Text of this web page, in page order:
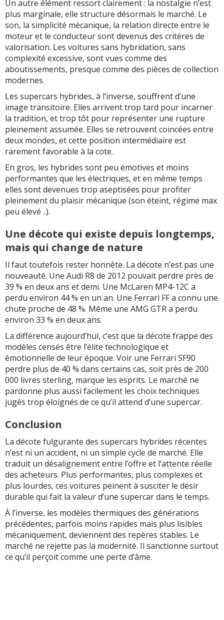
Un autre élément ressort clairement : la nostalgie n’est
plus marginale, elle structure désormais le marché. Le
son, la simplicité mécanique, la relation directe entre le
moteur et le conducteur sont devenus des critères de
valorisation. Les voitures sans hybridation, sans
complexité excessive, sont vues comme des
aboutissements, presque comme des pièces de collection
modernes.
Les supercars hybrides, à l’inverse, souffrent d’une
image transitoire. Elles arrivent trop tard pour incarner
la tradition, et trop tôt pour représenter une rupture
pleinement assumée. Elles se retrouvent coincées entre
deux mondes, et cette position intermédiaire est
rarement favorable à la cote.
En gros, les hybrides sont peu émotives et moins
performantes que les électriques, et en même temps
elles sont devenues trop aseptisées pour profiter
pleinement du plaisir mécanique (son éteint, régime max
peu élevé ..).
Une décote qui existe depuis longtemps,
mais qui change de nature
Il faut toutefois rester honnête. La décote n’est pas une
nouveauté. Une Audi R8 de 2012 pouvait perdre près de
39 % en deux ans et demi. Une McLaren MP4-12C a
perdu environ 44 % en un an. Une Ferrari FF a connu une
chute proche de 48 %. Même une AMG GTR a perdu
environ 33 % en deux ans.
La différence aujourd’hui, c’est que la décote frappe des
modèles censés être l’élite technologique et
émotionnelle de leur époque. Voir une Ferrari SF90
perdre plus de 40 % dans certains cas, soit près de 200
000 livres sterling, marque les esprits. Le marché ne
pardonne plus aussi facilement les choix techniques
jugés trop éloignés de ce qu’il attend d’une supercar.
Conclusion
La décote fulgurante des supercars hybrides récentes
n’est ni un accident, ni un simple cycle de marché. Elle
traduit un désalignement entre l’offre et l’attente réelle
des acheteurs. Plus performantes, plus complexes et
plus lourdes, ces voitures peinent à susciter le désir
durable qui fait la valeur d’une supercar dans le temps.
À l’inverse, les modèles thermiques des générations
précédentes, parfois moins rapides mais plus lisibles
mécaniquement, deviennent des repères stables. Le
marché ne rejette pas la modernité. Il sanctionne surtout
ce qu’il perçoit comme une perte d’âme.